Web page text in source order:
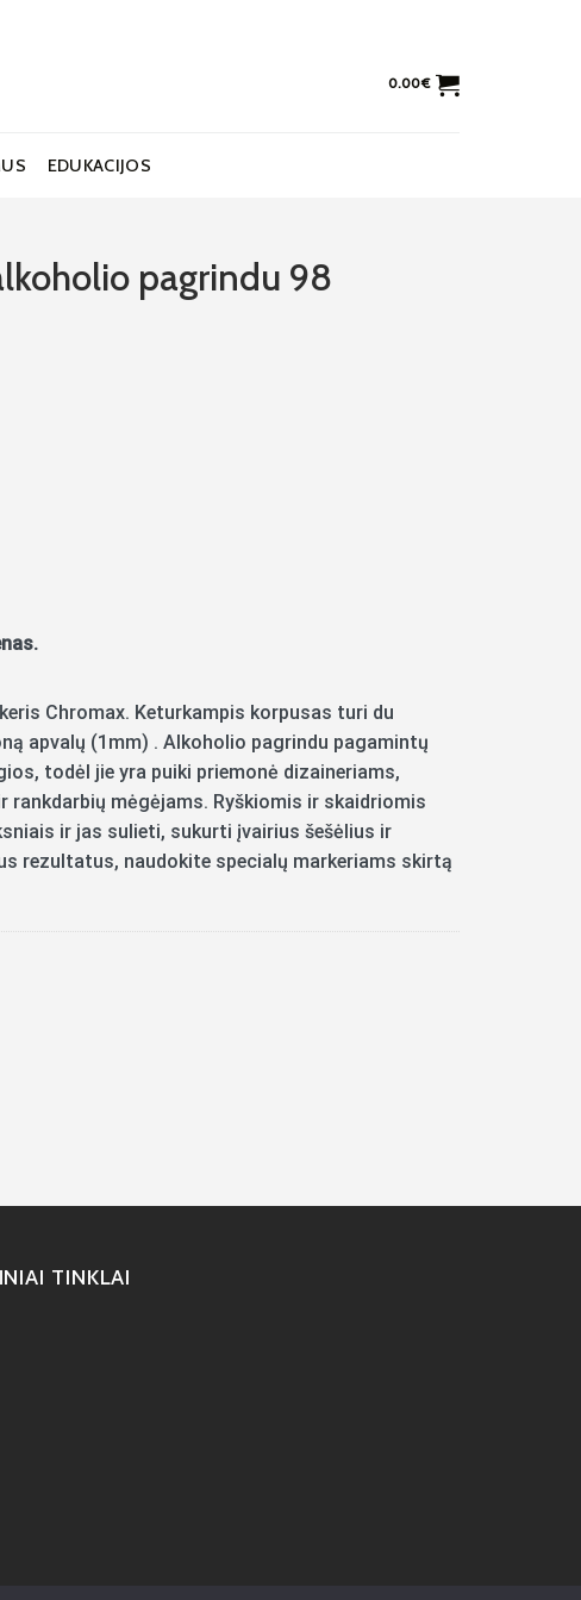
0.00€
EDUKACIJOS
pagrindu 98
pagrindu 98 Chestnut Brown
Chromax. Keturkampis korpusas turi du
apvalų (1mm) . Alkoholio pagrindu pagamintų
todėl jie yra puiki priemonė dizaineriams,
mėgėjams. Ryškiomis ir skaidriomis
ir jas sulieti, sukurti įvairius šešėlius ir
rezultatus, naudokite specialų markeriams skirtą
TINKLAI